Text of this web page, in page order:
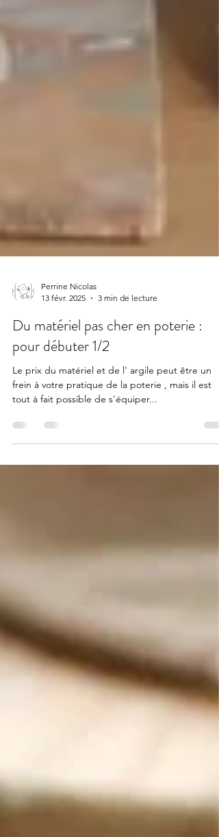
13 févr. 2025
3 min de lecture
Du matériel pas cher en poterie :
pour débuter 1/2
Le prix du matériel et de l' argile peut être un
tout à fait possible de s'équiper...